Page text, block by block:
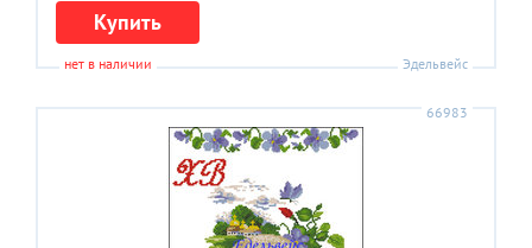
Купить
нет в наличии Эдельвейс
66983